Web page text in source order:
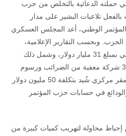
حملته الدعائية بالتخلص من حزب
تلاعبات البشير على مدار
الوطني، أعد المجلس العسكري
الحزب. وبحسب التقارير الإعلامية،
قُدرت أصول حزب المؤتمر الوطني بمبلغ 31 مليار دولار، وشمل ذلك
أسطولاً يضم 5000 سيارة، و3000 شركة معفية من الضرائب ورسوم
الدمغة، و1500 حيازة عقارية، ومقر مركزي شُيد بتكلفة 50 مليون دولار
في حسابات حزب المؤتمر
عن إحباط محاولة لتهريب كميات كبيرة من